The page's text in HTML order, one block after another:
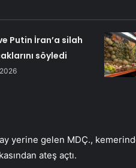
Putin İran’a silah
söyledi
yerine gelen MDÇ.,
ateş açtı.